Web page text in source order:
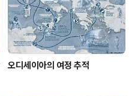
오디세이아의 여정 추적